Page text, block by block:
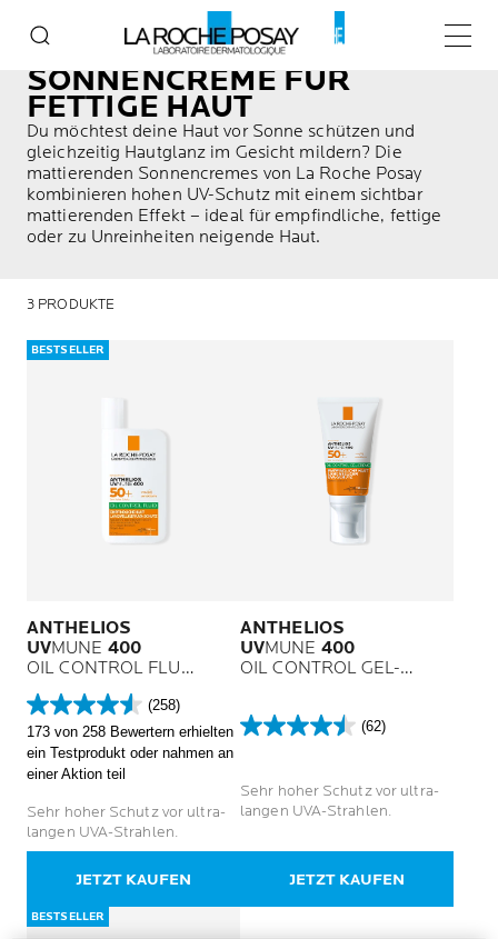
Mattierende Sonnencreme
SONNENCREME FÜR
FETTIGE HAUT
Du möchtest deine Haut vor Sonne schützen und
gleichzeitig Hautglanz im Gesicht mildern? Die
mattierenden Sonnencremes von La Roche Posay
kombinieren hohen UV-Schutz mit einem sichtbar
mattierenden Effekt – ideal für empfindliche, fettige
oder zu Unreinheiten neigende Haut.
3 PRODUKTE
BESTSELLER
ANTHELIOS
UVMUNE 400
OIL CONTROL FLUID
LSF 50+
(258)
4.6
von
5
Sternen.
Bewertungen
173 von 258 Bewertern erhielten
ein Testprodukt oder nahmen an
einer Aktion teil
Sehr hoher Schutz vor ultra-
langen UVA-Strahlen.
JETZT KAUFEN
ANTHELIOS
UVMUNE 400
OIL CONTROL GEL-
(62)
4.5
Sternen.
62
Sehr hoher Schutz vor ultra-
langen UVA-Strahlen.
JETZT KAUFEN
BESTSELLER